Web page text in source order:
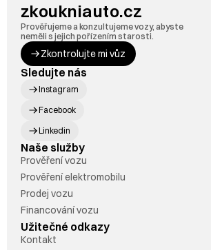
zkoukniauto.cz
Prověřujeme a konzultujeme vozy, abyste
neměli s jejich pořízením starosti.
Zkontrolujte mi vůz
Sledujte nás
Instagram
Facebook
Linkedin
Naše služby
Prověření vozu
Prověření elektromobilu
Prodej vozu
Financování vozu
Užitečné odkazy
Kontakt